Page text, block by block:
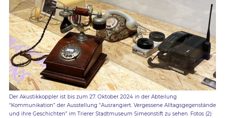
Der Akustikkoppler ist bis zum 27. Oktober 2024 in der Abteilung
“Kommunikation” der Ausstellung "Ausrangiert. Vergessene Alltagsgegenstände
und ihre Geschichten” im Trierer Stadtmuseum Simeonstift zu sehen. Fotos (2):